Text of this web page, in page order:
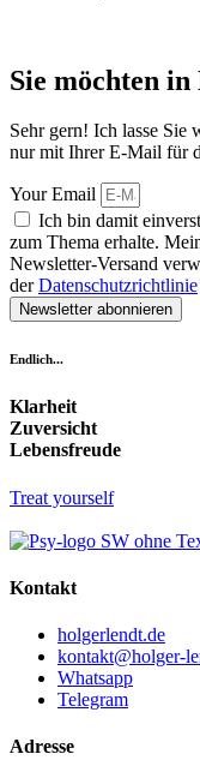
Sie möchten
Sehr gern! Ich lasse Sie
nur mit Ihrer E-Mail für
Your Email
Ich bin damit
zum Thema erhalte.
Newsletter-Versand
derDatenschutzrichtlinie
Newsletter abonnieren
Endlich...
Klarheit
Zuversicht
Lebensfreude
Treat yourself
Kontakt
holgerlendt.de
kontakt@holger-
Whatsapp
Telegram
Adresse